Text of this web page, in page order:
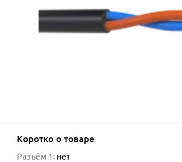
Коротко о товаре
Разъём 1 : нет